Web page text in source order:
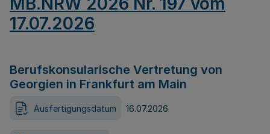
17.07.2026
Berufskonsularische Vertretung von
Georgien in Frankfurt am Main
Ausfertigungsdatum 16.07.2026